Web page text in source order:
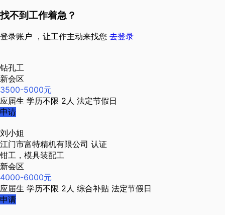
找不到工作着急？
登录账户 ，让工作主动来找您 去登录
钻孔工
新会区
3500-5000元
应届生 学历不限 2人 法定节假日
申请
刘小姐
江门市富特精机有限公司 认证
钳工，模具装配工
新会区
4000-6000元
应届生 学历不限 2人 综合补贴 法定节假日
申请